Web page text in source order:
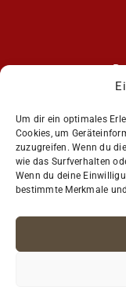
Um dir ein optimales
Cookies, um
zuzugreifen. Wenn du
wie das Surfverhalten
Wenn du deine
bestimmte Merkmale